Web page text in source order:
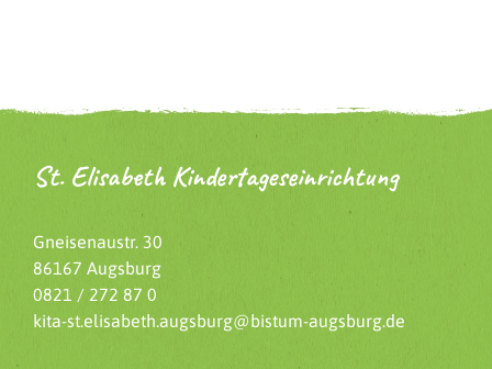
St. Elisabeth Kindertageseinrichtung
Gneisenaustr. 30
86167 Augsburg
0821 / 272 87 0
kita-st.elisabeth.augsburg@bistum-augsburg.de